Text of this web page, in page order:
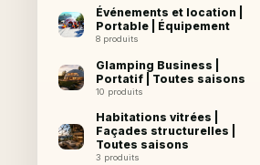
Événements et location |
Portable | Équipement
8 produits
Glamping Business |
Portatif | Toutes saisons
10 produits
Habitations vitrées |
Façades structurelles |
Toutes saisons
3 produits